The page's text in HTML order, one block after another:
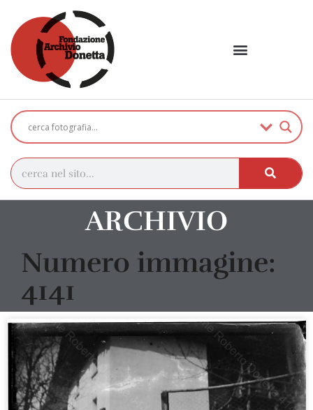
ARCHIVIO
Numero immagine:
4141